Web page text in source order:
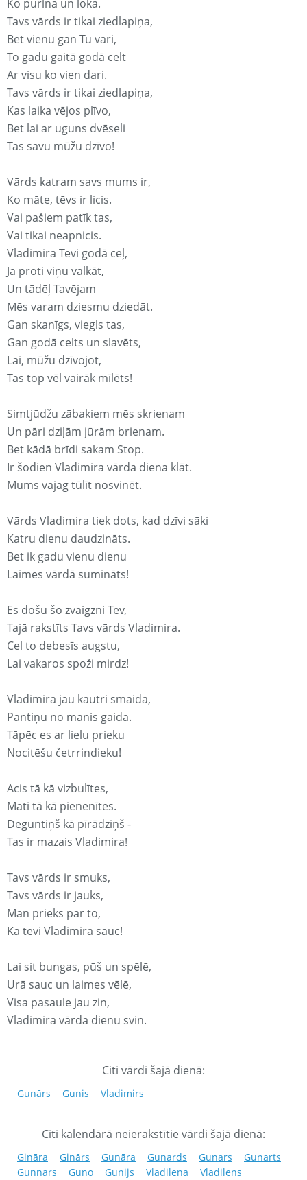
Ko purina un loka.
Tavs vārds ir tikai ziedlapiņa,
Bet vienu gan Tu vari,
To gadu gaitā godā celt
Ar visu ko vien dari.
Tavs vārds ir tikai ziedlapiņa,
Kas laika vējos plīvo,
Bet lai ar uguns dvēseli
Tas savu mūžu dzīvo!
Vārds katram savs mums ir,
Ko māte, tēvs ir licis.
Vai pašiem patīk tas,
Vai tikai neapnicis.
Vladimira Tevi godā ceļ,
Ja proti viņu valkāt,
Un tādēļ Tavējam
Mēs varam dziesmu dziedāt.
Gan skanīgs, viegls tas,
Gan godā celts un slavēts,
Lai, mūžu dzīvojot,
Tas top vēl vairāk mīlēts!
Simtjūdžu zābakiem mēs skrienam
Un pāri dziļām jūrām brienam.
Bet kādā brīdi sakam Stop.
Ir šodien Vladimira vārda diena klāt.
Mums vajag tūlīt nosvinēt.
Vārds Vladimira tiek dots, kad dzīvi sāki
Katru dienu daudzināts.
Bet ik gadu vienu dienu
Laimes vārdā sumināts!
Es došu šo zvaigzni Tev,
Tajā rakstīts Tavs vārds Vladimira.
Cel to debesīs augstu,
Lai vakaros spoži mirdz!
Vladimira jau kautri smaida,
Pantiņu no manis gaida.
Tāpēc es ar lielu prieku
Nocitēšu četrrindieku!
Acis tā kā vizbulītes,
Mati tā kā pienenītes.
Deguntiņš kā pīrādziņš -
Tas ir mazais Vladimira!
Tavs vārds ir smuks,
Tavs vārds ir jauks,
Man prieks par to,
Ka tevi Vladimira sauc!
Lai sit bungas, pūš un spēlē,
Urā sauc un laimes vēlē,
Visa pasaule jau zin,
Vladimira vārda dienu svin.
Citi vārdi šajā dienā:
Gunārs Gunis Vladimirs
Citi kalendārā neierakstītie vārdi šajā dienā:
Gināra Ginārs Gunāra Gunards Gunars
Gunarts
Gunnars
Guno Gunijs Vladilena
Vladilens